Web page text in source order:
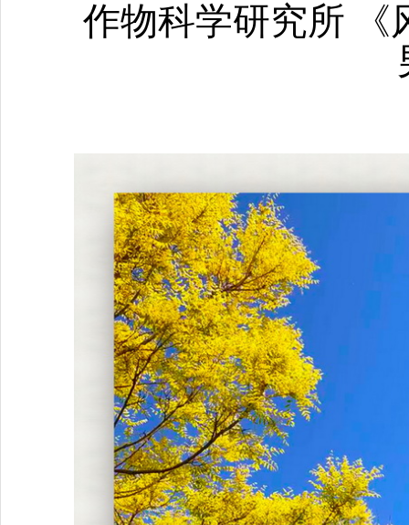
作物科学研究所